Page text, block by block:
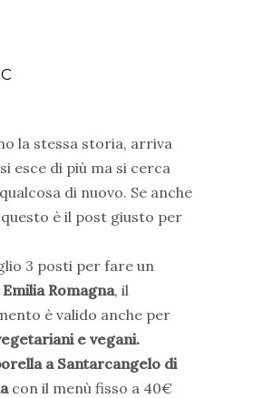
la stessa storia, arriva
esce di più ma si cerca
di nuovo. Se anche
è il post giusto per
3 posti per fare un
Romagna, il
è valido anche per
e vegani.
a Santarcangelo di
con il menù fisso a 40€